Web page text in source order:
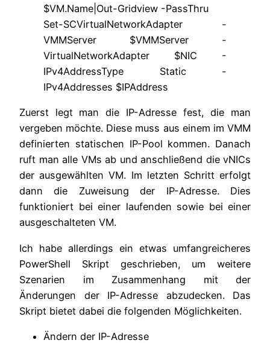
$VM.Name|Out-Gridview -PassThru
Set-SCVirtualNetworkAdapter -
VMMServer $VMMServer -
VirtualNetworkAdapter $NIC -
IPv4AddressType Static -
IPv4Addresses $IPAddress
Zuerst legt man die IP-Adresse fest, die man
vergeben möchte. Diese muss aus einem im VMM
definierten statischen IP-Pool kommen. Danach
ruft man alle VMs ab und anschließend die vNICs
der ausgewählten VM. Im letzten Schritt erfolgt
dann die Zuweisung der IP-Adresse. Dies
funktioniert bei einer laufenden sowie bei einer
ausgeschalteten VM.
Ich habe allerdings ein etwas umfangreicheres
PowerShell Skript geschrieben, um weitere
Szenarien im Zusammenhang mit der
Änderungen der IP-Adresse abzudecken. Das
Skript bietet dabei die folgenden Möglichkeiten.
Ändern der IP-Adresse